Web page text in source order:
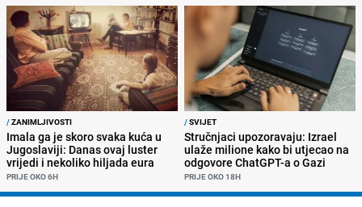
/ZANIMLJIVOSTI
Imala ga je skoro svaka kuća u
Jugoslaviji: Danas ovaj luster
vrijedi i nekoliko hiljada eura
PRIJE OKO 6H
/SVIJET
Stručnjaci upozoravaju: Izrael
ulaže milione kako bi utjecao na
odgovore ChatGPT-a o Gazi
PRIJE OKO 18H